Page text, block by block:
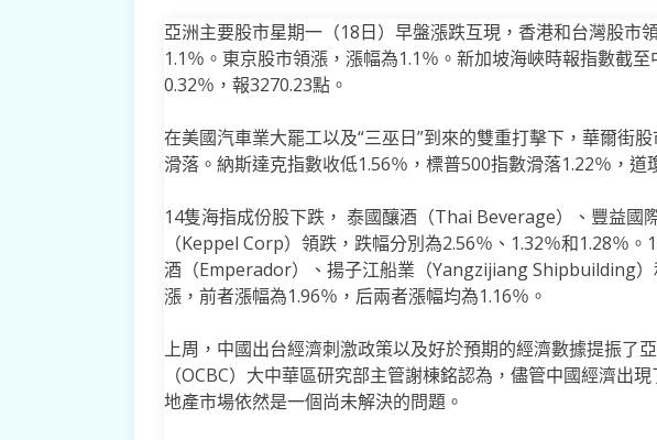
亞洲主要股市星期一（18日）早盤漲跌互現，香港和台灣股市
1.1％。東京股市領漲，漲幅為1.1％。新加坡海峽時報指數截
0.32％，報3270.23點。
在美國汽車業大罷工以及“三巫日”到來的雙重打擊下，華爾街
滑落。納斯達克指數收低1.56％，標普500指數滑落1.22％，道
14隻海指成份股下跌， 泰國釀酒（Thai Beverage）、豐益國
（Keppel Corp）領跌，跌幅分別為2.56％、1.32％和1.28％
酒（Emperador）、揚子江船業（Yangzijiang Shipbuilding）
漲，前者漲幅為1.96％，后兩者漲幅均為1.16％。
上周，中國出台經濟刺激政策以及好於預期的經濟數據提振了
（OCBC）大中華區研究部主管謝棟銘認為，儘管中國經濟出
地產市場依然是一個尚未解決的問題。